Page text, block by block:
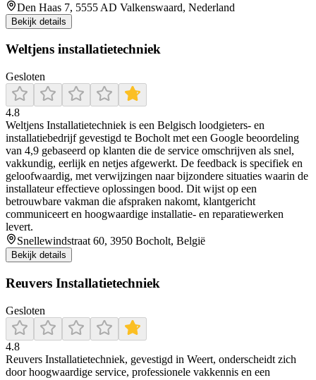
Den Haas 7, 5555 AD Valkenswaard, Nederland
Bekijk details
Weltjens installatietechniek
Gesloten
4.8
Weltjens Installatietechniek is een Belgisch loodgieters- en
installatiebedrijf gevestigd te Bocholt met een Google beoordeling
van 4,9 gebaseerd op klanten die de service omschrijven als snel,
vakkundig, eerlijk en netjes afgewerkt. De feedback is specifiek en
geloofwaardig, met verwijzingen naar bijzondere situaties waarin de
installateur effectieve oplossingen bood. Dit wijst op een
betrouwbare vakman die afspraken nakomt, klantgericht
communiceert en hoogwaardige installatie- en reparatiewerken
levert.
Snellewindstraat 60, 3950 Bocholt, België
Bekijk details
Reuvers Installatietechniek
Gesloten
4.8
Reuvers Installatietechniek, gevestigd in Weert, onderscheidt zich
door hoogwaardige service, professionele vakkennis en een